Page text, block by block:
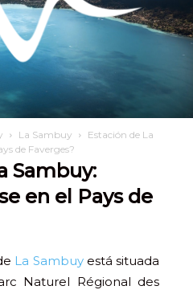
La Sambuy
Estación de La
de Faverges?
Sambuy:
en el Pays de
La Sambuyestá situada
Naturel Régional des